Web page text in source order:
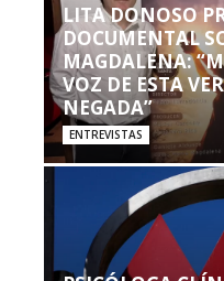
LITA DONOSO
DOCUMENTAL
MAGDALENA:
VOZ DE ESTA
NEGADA”
ENTREVISTAS